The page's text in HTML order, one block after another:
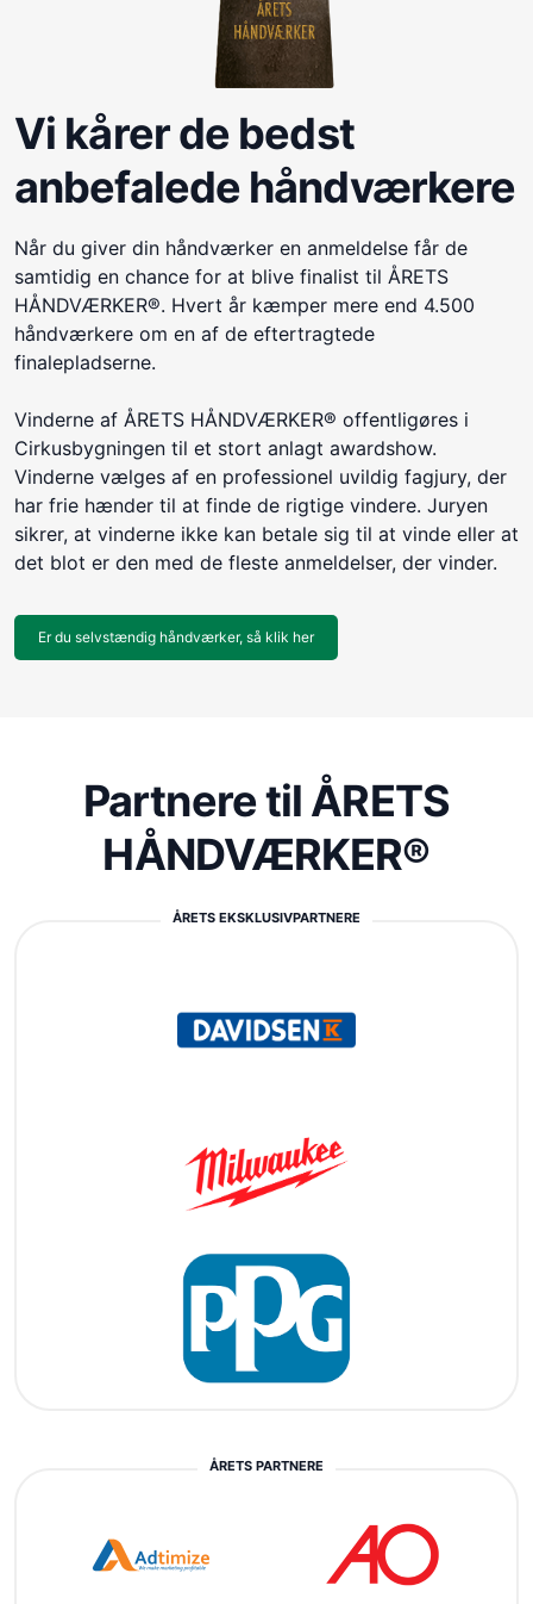
Vi kårer de bedst
anbefalede håndværkere
Når du giver din håndværker en anmeldelse får de
samtidig en chance for at blive finalist til ÅRETS
HÅNDVÆRKER®. Hvert år kæmper mere end 4.500
håndværkere om en af de eftertragtede
finalepladserne.
Vinderne af ÅRETS HÅNDVÆRKER® offentligøres i
Cirkusbygningen til et stort anlagt awardshow.
Vinderne vælges af en professionel uvildig fagjury, der
har frie hænder til at finde de rigtige vindere. Juryen
sikrer, at vinderne ikke kan betale sig til at vinde eller at
det blot er den med de fleste anmeldelser, der vinder.
Er du selvstændig håndværker, så klik her
Partnere til ÅRETS
HÅNDVÆRKER®
ÅRETS EKSKLUSIVPARTNERE
ÅRETS PARTNERE